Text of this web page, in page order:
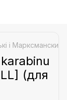
і Марксманские
(для